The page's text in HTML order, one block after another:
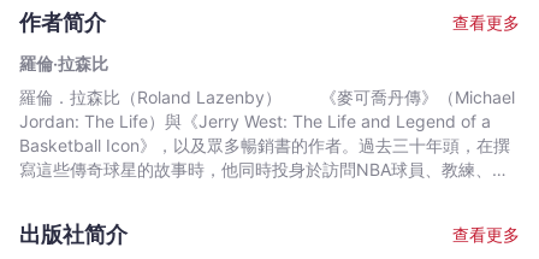
-
宇
宙
｜
Bookniverse
無論從哪個角度來看，科比．布萊恩的一生，都值得全世界球
迷再三追思。 科比．布萊恩是NBA史上絕對無法忽略的偉大球
員之一，對於體育運動的重要性與影響無庸置疑。即使身處體育界
最風光,隊史擁有無數名傳奇球星的洛杉磯湖人隊，他仍然佔據著鎂
光燈的焦點，就連引退賽都吸引了全球籃球迷的目光，並帶給大家
難以忘懷的一晚。 本書由知名運動作家羅倫．拉森比操刀，深
入這樣一位偉大球星的人生，以科比最討厭的外號「SHOWBOAT」
明自己，那種「Love me or Hate me」的哲學。 除此之外，全
書用極長的篇幅，鉅細靡遺的講述科比的家族故事,他從出身開始的
作者简介
查看更多
羅倫‧拉森比
羅倫．拉森比（Roland Lazenby） 《麥可喬丹傳》（Michael
Jordan: The Life）與《Jerry West: The Life and Legend of a
Basketball Icon》，以及眾多暢銷書的作者。過去三十年頭，在撰
寫這些傳奇球星的故事時，他同時投身於訪問NBA球員、教練、球
出版社简介
查看更多